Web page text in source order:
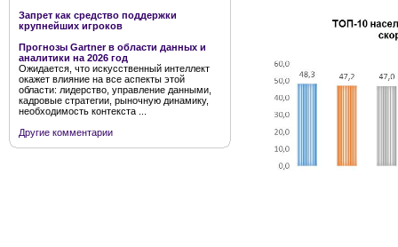
Запрет как средство поддержки
крупнейших игроков
Прогнозы Gartner в области данных и
аналитики на 2026 год
Ожидается, что искусственный интеллект
окажет влияние на все аспекты этой
области: лидерство, управление данными,
кадровые стратегии, рыночную динамику,
необходимость контекста ...
Другие комментарии